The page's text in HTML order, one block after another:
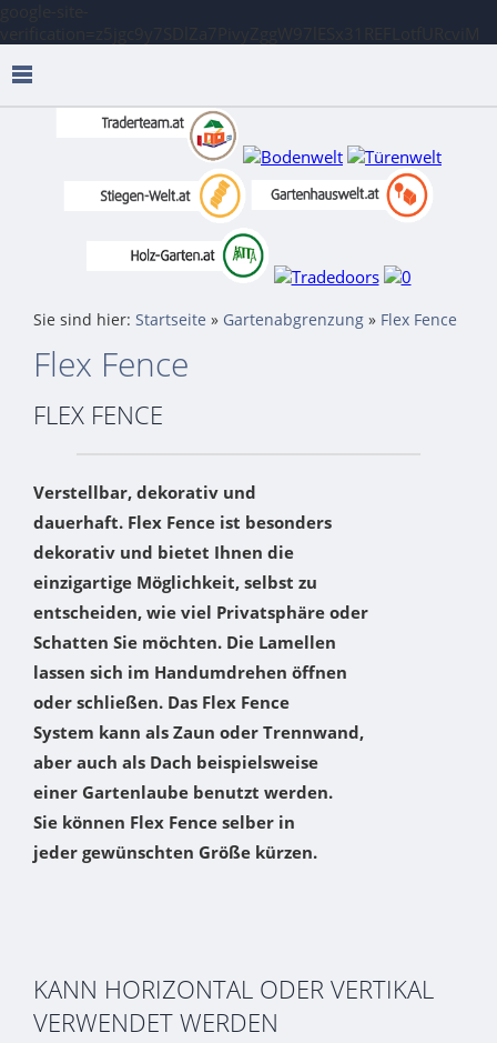
Sie sind hier: Startseite » Gartenabgrenzung » Flex Fence
Flex Fence
FLEX FENCE
Verstellbar, dekorativ und
dauerhaft. Flex Fence ist besonders
dekorativ und bietet Ihnen die
einzigartige Möglichkeit, selbst zu
entscheiden, wie viel Privatsphäre oder
Schatten Sie möchten. Die Lamellen
lassen sich im Handumdrehen öffnen
oder schließen. Das Flex Fence
System kann als Zaun oder Trennwand,
aber auch als Dach beispielsweise
einer Gartenlaube benutzt werden.
Sie können Flex Fence selber in
jeder gewünschten Größe kürzen.
KANN HORIZONTAL ODER VERTIKAL
VERWENDET WERDEN